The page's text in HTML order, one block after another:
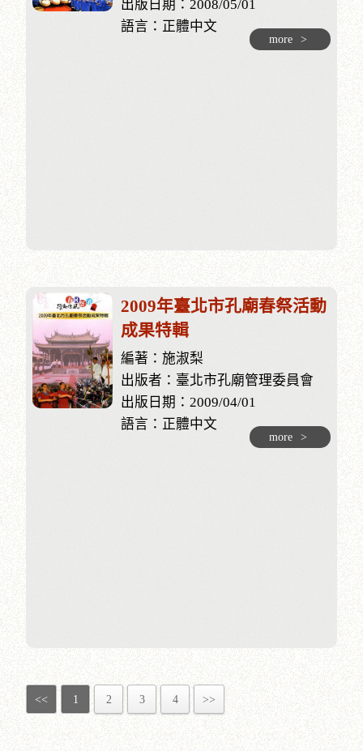
出版日期：2008/05/01
語言：正體中文
more >
2009年臺北市孔廟春祭活動
成果特輯
編著：施淑梨
出版者：臺北市孔廟管理委員會
出版日期：2009/04/01
語言：正體中文
more >
<< 1 2 3 4 >>